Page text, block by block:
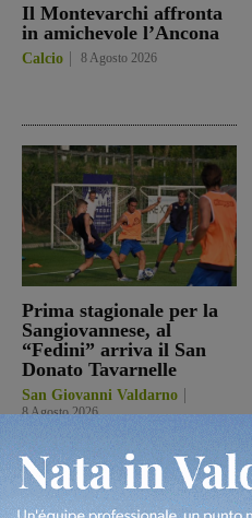
Il Montevarchi affronta
in amichevole l’Ancona
Calcio 8 Agosto 2026
Prima stagionale per la
Sangiovannese, al
“Fedini” arriva il San
Donato Tavarnelle
San Giovanni Valdarno
8 Agosto 2026
In Vetrina